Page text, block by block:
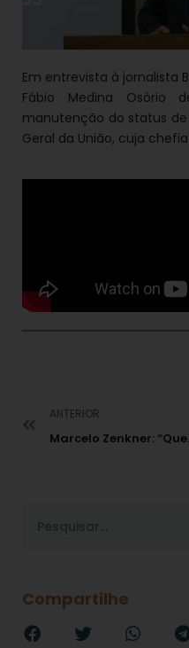
Em entrevista à jornalista
Fábio Medina Osório
manutenção do status
Geral da União, cuja
ANTERIOR
Marcelo
Compartilhe